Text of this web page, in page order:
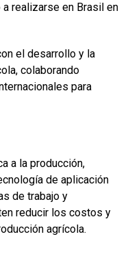
realizarse en Brasil en
el desarrollo y la
colaborando
para
a la producción,
de aplicación
de trabajo y
reducir los costos y
agrícola.